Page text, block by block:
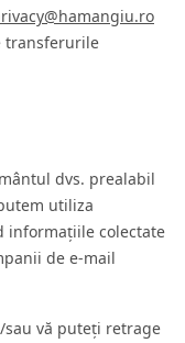
transferurile
dvs. prealabil
utiliza
informațiile colectate
de e-mail
vă puteți retrage